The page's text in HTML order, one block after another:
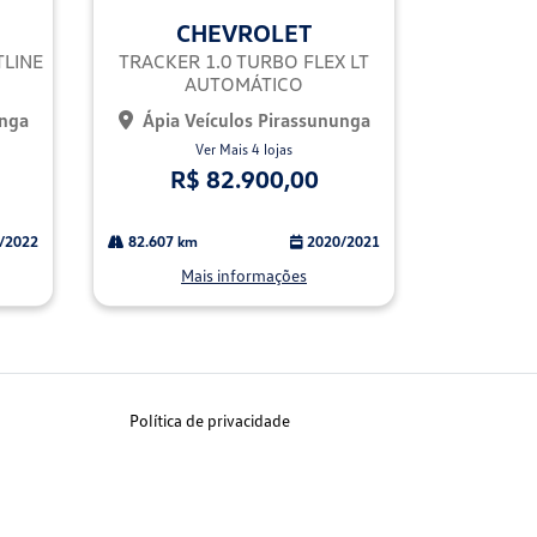
lhe
CHEVROLET
TRACKER 1.0 TURBO FLEX LT
AUTOMÁTICO
Ápia Veículos Pirassununga
Ver Mais 4 lojas
R$ 82.900,00
82.607 km 2020/2021
Mais informações
Política de privacidade